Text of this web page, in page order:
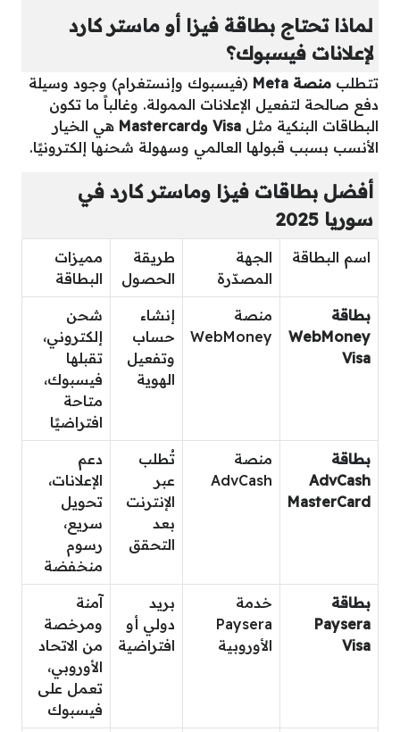
لماذا تحتاج بطاقة فيزا أو ماستر كارد
لإعلانات فيسبوك؟
تتطلب منصة Meta
(فيسبوك وإنستغرام) وجود وسيلة
دفع صالحة لتفعيل الإعلانات الممولة. وغالباً ما تكون
البطاقات البنكية مثل Visa وMastercard
هي الخيار
الأنسب بسبب قبولها العالمي وسهولة شحنها إلكترونيًا.
أفضل بطاقات فيزا وماستر كارد في
سوريا 2025
اسم البطاقة
الجهة
المصدّرة
طريقة
الحصول
مميزات
البطاقة
بطاقة
WebMoney
Visa
منصة
WebMoney
إنشاء
حساب
وتفعيل
الهوية
شحن
إلكتروني،
تقبلها
فيسبوك،
متاحة
افتراضيًا
بطاقة
AdvCash
MasterCard
منصة
AdvCash
تُطلب
عبر
الإنترنت
بعد
التحقق
دعم
الإعلانات،
تحويل
سريع،
رسوم
منخفضة
بطاقة
Paysera
Visa
خدمة
Paysera
الأوروبية
بريد
دولي أو
افتراضية
آمنة
ومرخصة
من الاتحاد
الأوروبي،
تعمل على
فيسبوك